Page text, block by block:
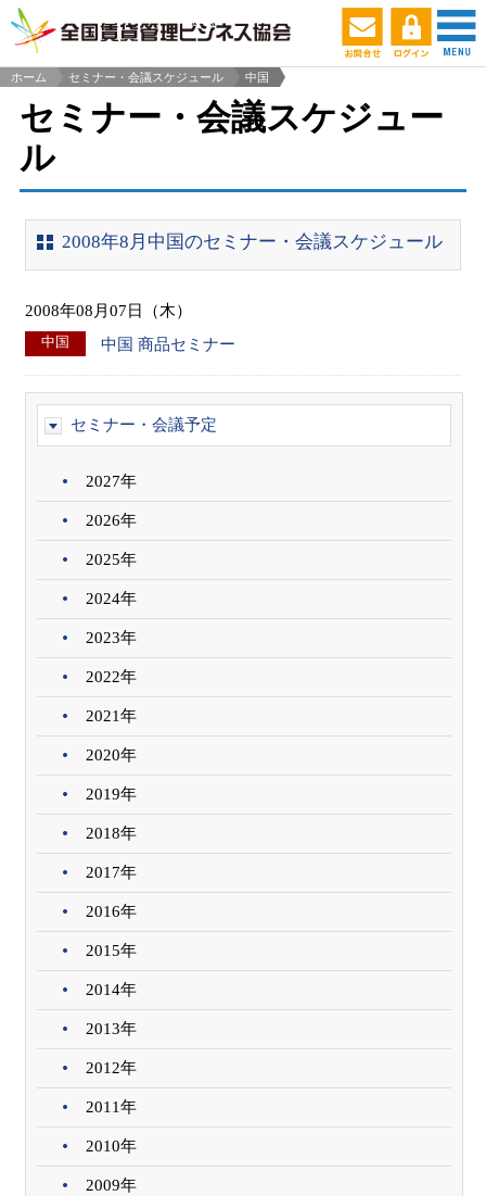
ホーム
セミナー・会議スケジュール
中国
セミナー・会議スケジュー
ル
2008年8月中国のセミナー・会議スケジュール
2008年08月07日（木）
中国 中国 商品セミナー
セミナー・会議予定
2027年
2026年
2025年
2024年
2023年
2022年
2021年
2020年
2019年
2018年
2017年
2016年
2015年
2014年
2013年
2012年
2011年
2010年
2009年